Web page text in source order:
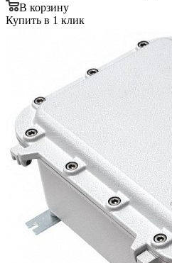
В корзину
Купить в 1 клик